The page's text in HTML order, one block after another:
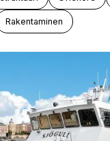
Rakentaminen